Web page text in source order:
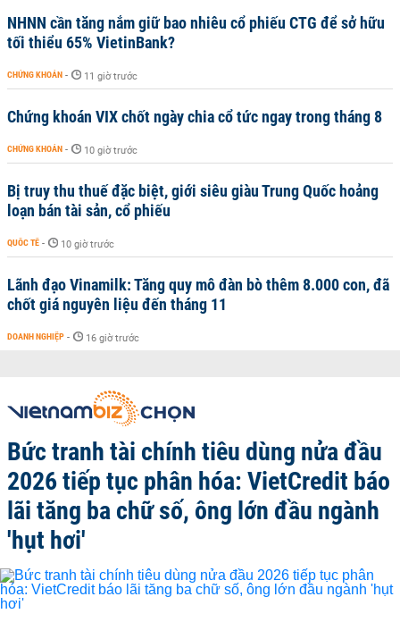
NHNN cần tăng nắm giữ bao nhiêu cổ phiếu CTG để sở hữu
tối thiểu 65% VietinBank?
CHỨNG KHOÁN - 11 giờ trước
Chứng khoán VIX chốt ngày chia cổ tức ngay trong tháng 8
CHỨNG KHOÁN - 10 giờ trước
Bị truy thu thuế đặc biệt, giới siêu giàu Trung Quốc hoảng
loạn bán tài sản, cổ phiếu
QUỐC TẾ - 10 giờ trước
Lãnh đạo Vinamilk: Tăng quy mô đàn bò thêm 8.000 con, đã
chốt giá nguyên liệu đến tháng 11
DOANH NGHIỆP - 16 giờ trước
Bức tranh tài chính tiêu dùng nửa đầu
2026 tiếp tục phân hóa: VietCredit báo
lãi tăng ba chữ số, ông lớn đầu ngành
'hụt hơi'